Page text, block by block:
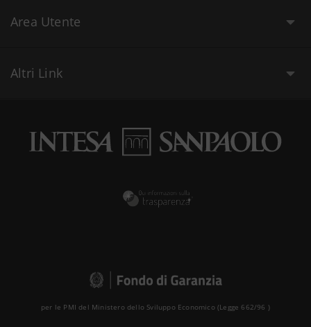
Area Utente
Altri Link
per le PMI del Ministero dello Sviluppo Economico (Legge 662/96 )